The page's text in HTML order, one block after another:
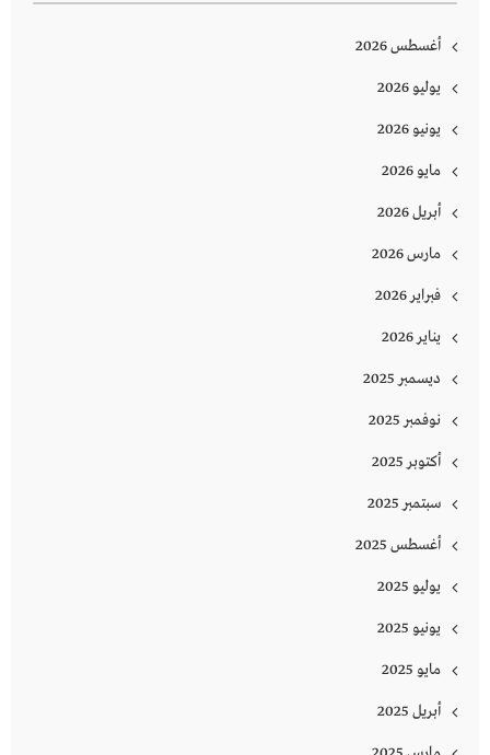
أغسطس 2026
يوليو 2026
يونيو 2026
مايو 2026
أبريل 2026
مارس 2026
فبراير 2026
يناير 2026
ديسمبر 2025
نوفمبر 2025
أكتوبر 2025
سبتمبر 2025
أغسطس 2025
يوليو 2025
يونيو 2025
مايو 2025
أبريل 2025